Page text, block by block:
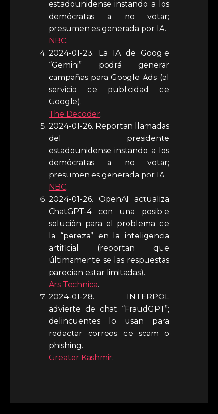
estadounidense instando a los
demócratas a no votar;
presumen es generada por IA.
NBC.
2024-01-23. La IA de Google
“Gemini” podrá generar
campañas para Google Ads (el
servicio de publicidad de
Google).
The Decoder.
2024-01-26. Reportan llamadas
del presidente
estadounidense instando a los
demócratas a no votar;
presumen es generada por IA.
NBC.
2024-01-26. OpenAI actualiza
ChatGPT-4 con una posible
solución para el problema de
la “pereza” en la inteligencia
artificial (reportan que
últimamente se las respuestas
parecían estar limitadas).
Ars Technica.
2024-01-28. INTERPOL
advierte de chat “FraudGPT”;
delincuentes lo usan para
redactar correos de scam o
phishing.
Greater Kashmir.